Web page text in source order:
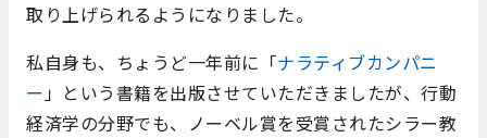
取り上げられるようになりました。
私自身も、ちょうど一年前に「ナラティブカンパニ
ー」という書籍を出版させていただきましたが、行動
経済学の分野でも、ノーベル賞を受賞されたシラー教